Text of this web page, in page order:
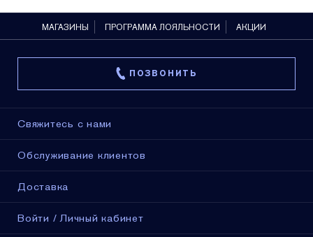
МАГАЗИНЫ ПРОГРАММА ЛОЯЛЬНОСТИ АКЦИИ
ПОЗВОНИТЬ
Свяжитесь с нами
Обслуживание клиентов
Доставка
Войти / Личный кабинет